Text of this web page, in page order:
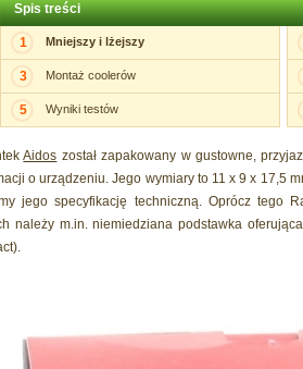
Spis treści
1 Mniejszy i lżejszy
3 Montaż coolerów
5 Wyniki testów
Aidos został zapakowany w gustowne,
o urządzeniu. Jego wymiary to 11 x 9 x 17,5
jego specyfikację techniczną. Oprócz tego
należy m.in. niemiedziana podstawka